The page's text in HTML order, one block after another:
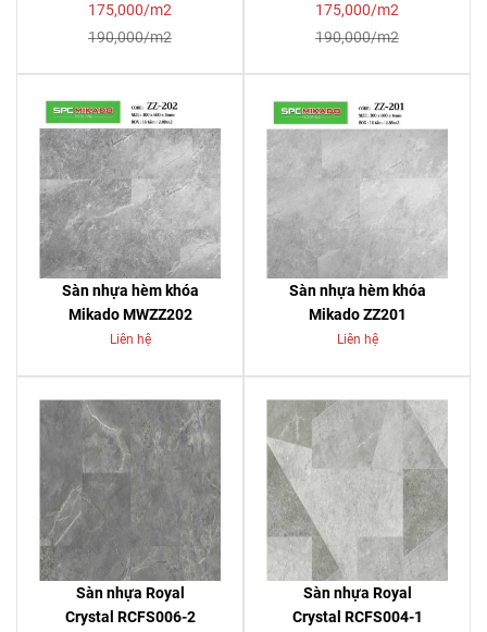
175,000/m2
190,000/m2
175,000/m2
190,000/m2
Sàn nhựa hèm khóa
Mikado MWZZ202
Liên hệ
Sàn nhựa hèm khóa
Mikado ZZ201
Liên hệ
Sàn nhựa Royal
Crystal RCFS006-2
Sàn nhựa Royal
Crystal RCFS004-1